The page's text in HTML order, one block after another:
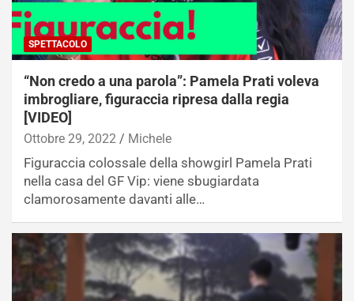
SPETTACOLO
“Non credo a una parola”: Pamela Prati voleva
imbrogliare, figuraccia ripresa dalla regia
[VIDEO]
Ottobre 29, 2022 Michele
Figuraccia colossale della showgirl Pamela Prati
nella casa del GF Vip: viene sbugiardata
clamorosamente davanti alle…